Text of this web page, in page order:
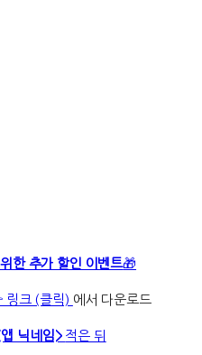
한 추가 할인 이벤트🎁
링크 (클릭) 에서 다운로드
닉네임> 적은 뒤